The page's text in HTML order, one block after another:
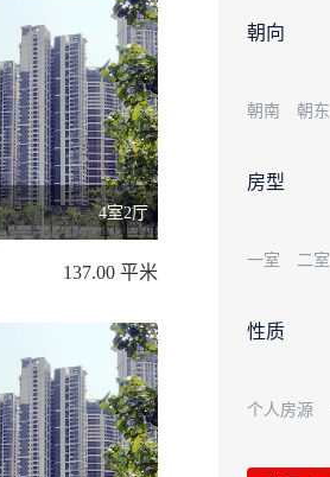
4室2厅
137.00 平米
朝向
朝南 朝东
房型
一室 二室
性质
个人房源